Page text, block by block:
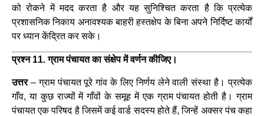
को रोकने में मदद करता है और यह सुनिश्चित करता है कि प्रत्येक
प्रशासनिक निकाय अनावश्यक बाहरी हस्तक्षेप के बिना अपने निर्दिष्ट कार्यों
पर ध्यान केंद्रित कर सके।
प्रश्न 11. ग्राम पंचायत का संक्षेप में वर्णन कीजिए।
उत्तर–ग्राम पंचायत पूरे गांव के लिए निर्णय लेने वाली संस्था है। प्रत्येक
गाँव, या कुछ राज्यों में गाँवों के समूह में एक ग्राम पंचायत होती है। ग्राम
पंचायत एक परिषद है जिसमें कई वार्ड सदस्य होते हैं, जिन्हें अक्सर पंच कहा